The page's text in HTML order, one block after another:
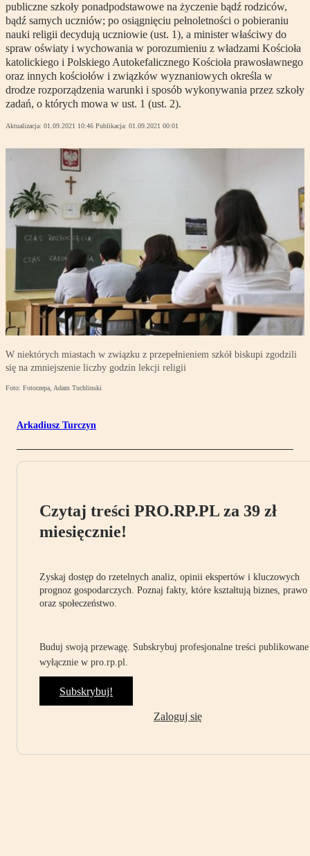
publiczne szkoły ponadpodstawowe na życzenie bądź rodziców,
bądź samych uczniów; po osiągnięciu pełnoletności o pobieraniu
nauki religii decydują uczniowie (ust. 1), a minister właściwy do
spraw oświaty i wychowania w porozumieniu z władzami Kościoła
katolickiego i Polskiego Autokefalicznego Kościoła prawosławnego
oraz innych kościołów i związków wyznaniowych określa w
drodze rozporządzenia warunki i sposób wykonywania przez szkoły
zadań, o których mowa w ust. 1 (ust. 2).
Aktualizacja: 01.09.2021 10:46 Publikacja: 01.09.2021 00:01
W niektórych miastach w związku z przepełnieniem szkół biskupi zgodzili
się na zmniejszenie liczby godzin lekcji religii
Foto: Fotorzepa, Adam Tuchlinski
Arkadiusz Turczyn
Czytaj treści PRO.RP.PL za 39 zł
miesięcznie!
Zyskaj dostęp do rzetelnych analiz, opinii ekspertów i kluczowych
prognoz gospodarczych. Poznaj fakty, które kształtują biznes, prawo
oraz społeczeństwo.
Buduj swoją przewagę. Subskrybuj profesjonalne treści publikowane
wyłącznie w pro.rp.pl.
Subskrybuj!
Zaloguj się